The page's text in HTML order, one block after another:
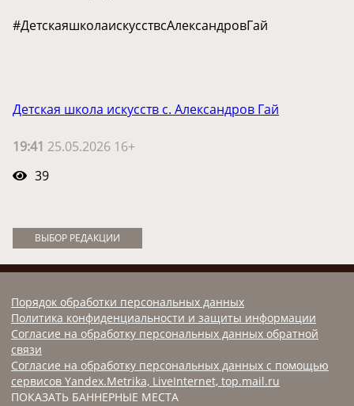
#ДетскаяшколаискусствсАлександровГай
Детская школа искусств с. Александров Гай
19:41 25.05.2026 16+
39
ВЫБОР РЕДАКЦИИ
Порядок обработки персональных данных
Политика конфиденциальности и защиты информации
Согласие на обработку персональных данных обратной
связи
Согласие на обработку персональных данных с помощью
сервисов Yandex.Metrika, LiveInternet, top.mail.ru
ПОКАЗАТЬ БАННЕРНЫЕ МЕСТА